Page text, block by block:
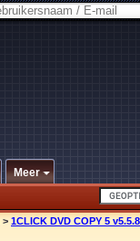
Meer
> 1CLICK DVD COPY 5